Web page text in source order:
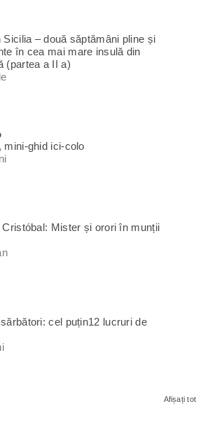
Sicilia – două săptămâni pline și
în cea mai mare insulă din
(partea a II a)
mini-ghid ici-colo
Cristóbal: Mister și orori în munții
cel puțin12 lucruri de
Afișați tot